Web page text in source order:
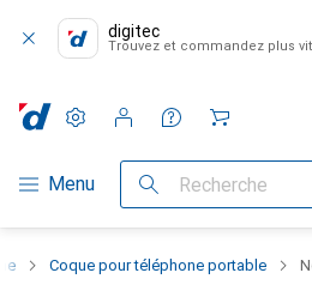
digitec
Trouvez et commandez plus
Navigation par catégorie
Menu Recherche
Paramètres
Compte client
Listes de comparaison
Listes d'envies
Panier
Coque pour téléphone portable